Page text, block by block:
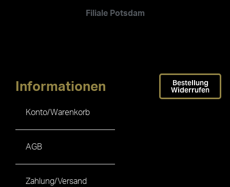
Filiale Potsdam
Informationen
Konto/Warenkorb
AGB
Zahlung/Versand
Bestellung
Widerrufen